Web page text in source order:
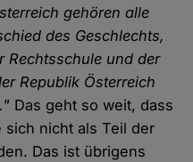
gehören alle
des Geschlechts,
Rechtsschule und der
Republik Österreich
Das geht so weit, dass
sich nicht als Teil der
Das ist übrigens